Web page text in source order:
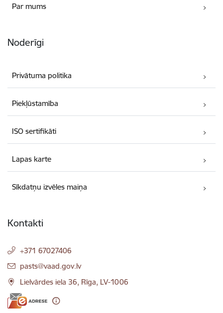
Par mums
Noderīgi
Privātuma politika
Piekļūstamība
ISO sertifikāti
Lapas karte
Sīkdatņu izvēles maiņa
Kontakti
+371 67027406
E-pasts:
pasts@vaad.gov.lv
Lielvārdes iela 36, Rīga, LV-1006